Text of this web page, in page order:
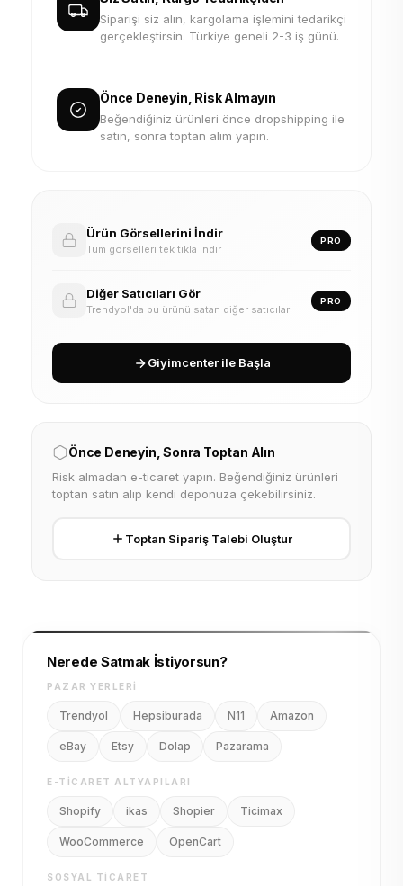
Siparişi siz alın, kargolama işlemini tedarikçi
gerçekleştirsin. Türkiye geneli 2-3 iş günü.
Önce Deneyin, Risk Almayın
Beğendiğiniz ürünleri önce dropshipping ile
satın, sonra toptan alım yapın.
Ürün Görsellerini İndir
Tüm görselleri tek tıkla indir
PRO
Diğer Satıcıları Gör
Trendyol'da bu ürünü satan diğer satıcılar
PRO
Giyimcenter ile Başla
Önce Deneyin, Sonra Toptan Alın
Risk almadan e-ticaret yapın. Beğendiğiniz ürünleri
toptan satın alıp kendi deponuza çekebilirsiniz.
Toptan Sipariş Talebi Oluştur
Nerede Satmak İstiyorsun?
PAZAR YERLERI
Trendyol Hepsiburada N11 Amazon
eBay Etsy Dolap Pazarama
E-TICARET ALTYAPILARI
Shopify ikas Shopier Ticimax
WooCommerce OpenCart
SOSYAL TICARET